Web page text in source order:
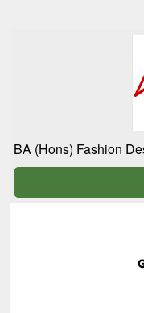
BA (Hons) Fashion